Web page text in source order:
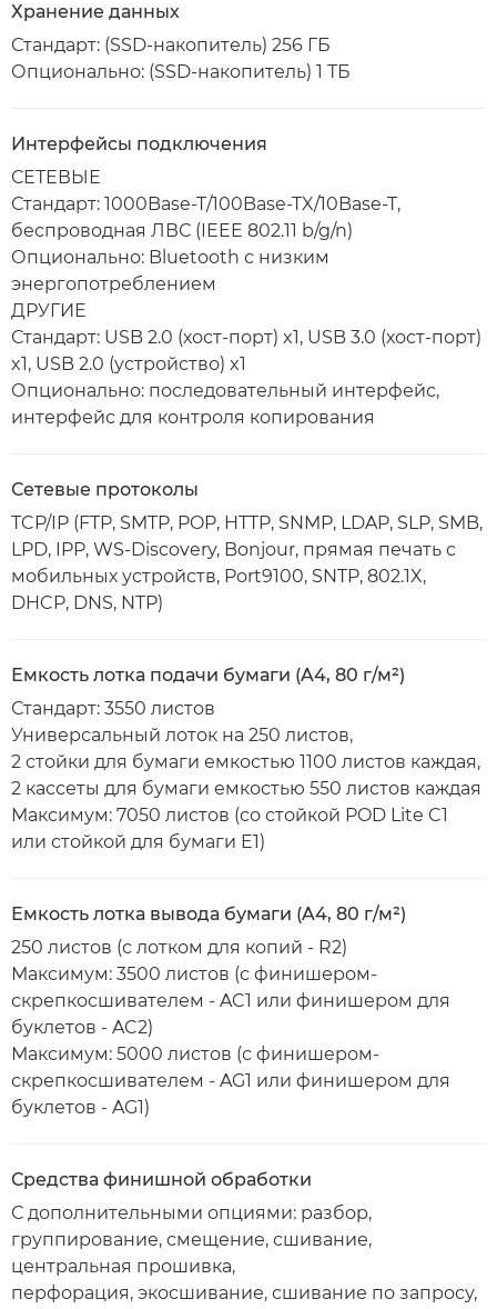
Хранение данных
Стандарт: (SSD-накопитель) 256 ГБ
Опционально: (SSD-накопитель) 1 ТБ
Интерфейсы подключения
СЕТЕВЫЕ
Стандарт: 1000Base-T/100Base-TX/10Base-T,
беспроводная ЛВС (IEEE 802.11 b/g/n)
Опционально: Bluetooth с низким
энергопотреблением
ДРУГИЕ
Стандарт: USB 2.0 (хост-порт) x1, USB 3.0 (хост-порт)
x1, USB 2.0 (устройство) x1
Опционально: последовательный интерфейс,
интерфейс для контроля копирования
Сетевые протоколы
TCP/IP (FTP, SMTP, POP, HTTP, SNMP, LDAP, SLP, SMB,
LPD, IPP, WS-Discovery, Bonjour, прямая печать с
мобильных устройств, Port9100, SNTP, 802.1X,
DHCP, DNS, NTP)
Емкость лотка подачи бумаги (A4, 80 г/м²)
Стандарт: 3550 листов
Универсальный лоток на 250 листов,
2 стойки для бумаги емкостью 1100 листов каждая,
2 кассеты для бумаги емкостью 550 листов каждая
Максимум: 7050 листов (со стойкой POD Lite C1
или стойкой для бумаги E1)
Емкость лотка вывода бумаги (A4, 80 г/м²)
250 листов (с лотком для копий - R2)
Максимум: 3500 листов (с финишером-
скрепкосшивателем - AC1 или финишером для
буклетов - AC2)
Максимум: 5000 листов (с финишером-
скрепкосшивателем - AG1 или финишером для
буклетов - AG1)
Средства финишной обработки
С дополнительными опциями: разбор,
группирование, смещение, сшивание,
центральная прошивка,
перфорация, экосшивание, сшивание по запросу,